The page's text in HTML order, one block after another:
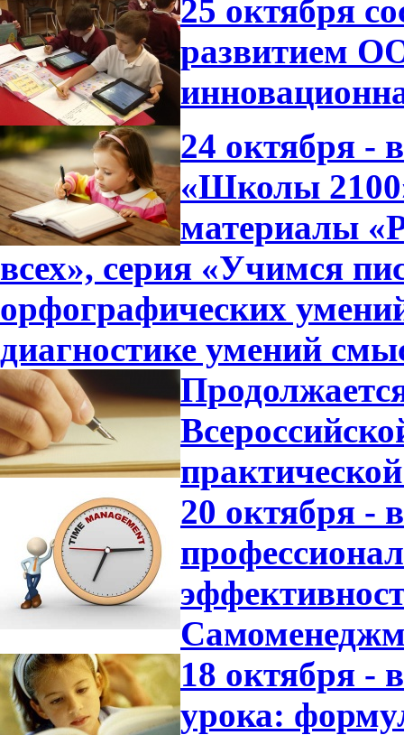
25 октября
развитием
24 октября -
«Школы
материалы
всех», серия «Учимся
орфографических
диагностике умений
20 октября -
18 октября -
урока: